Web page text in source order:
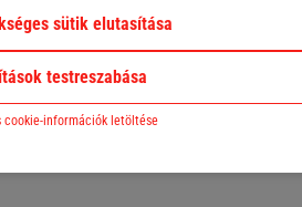
sütik elutasítása
testreszabása
cookie-információk letöltése